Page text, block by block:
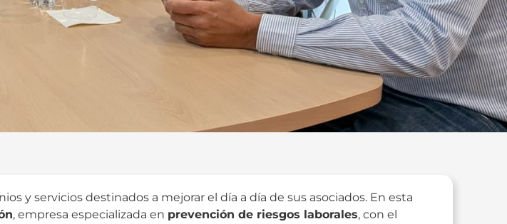
y servicios destinados a mejorar el día a día de sus asociados. En esta
, empresa especializada en prevención de riesgos laborales, con el